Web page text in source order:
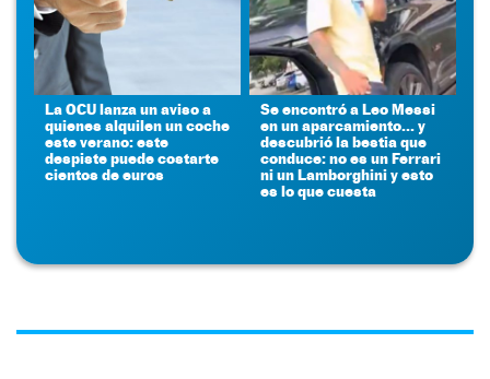
La OCU lanza un aviso a
quienes alquilen un coche
este verano: este
despiste puede costarte
cientos de euros
Se encontró a Leo Messi
en un aparcamiento... y
descubrió la bestia que
conduce: no es un Ferrari
ni un Lamborghini y esto
es lo que cuesta